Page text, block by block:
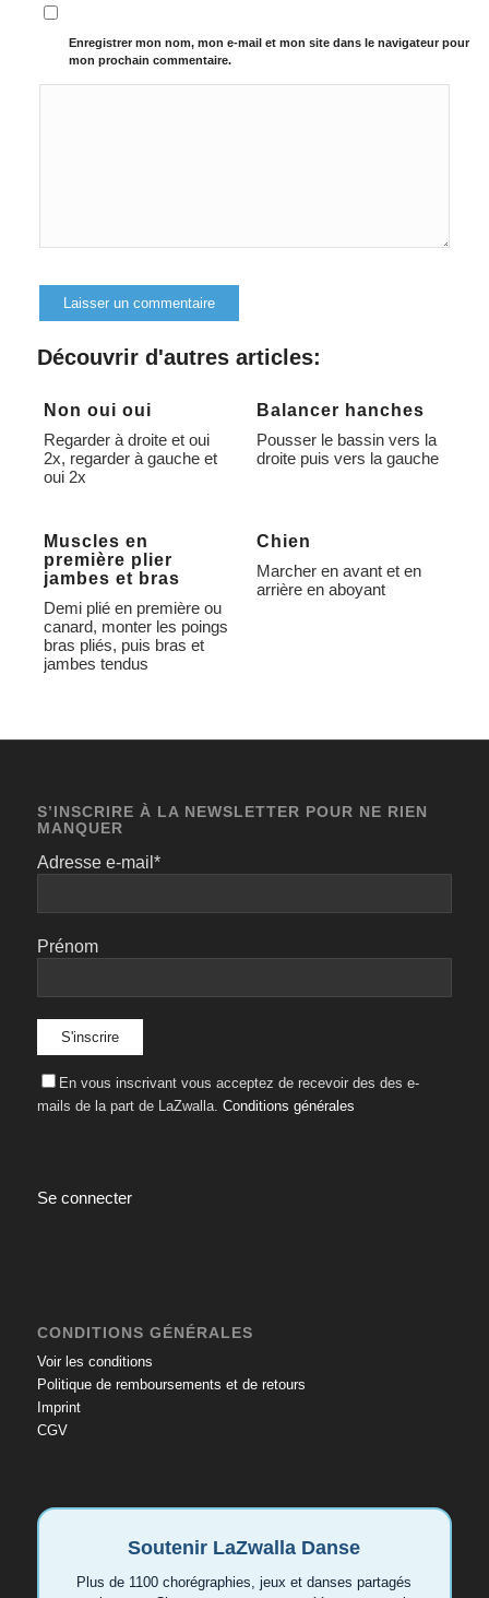
Enregistrer mon nom, mon e-mail et mon site dans le navigateur pour
mon prochain commentaire.
Alternative:
Découvrir d'autres articles:
Non oui oui
Regarder à droite et oui
2x, regarder à gauche et
oui 2x
Balancer hanches
Pousser le bassin vers la
droite puis vers la gauche
Muscles en
première plier
jambes et bras
Demi plié en première ou
canard, monter les poings
bras pliés, puis bras et
jambes tendus
Chien
Marcher en avant et en
arrière en aboyant
S’INSCRIRE À LA NEWSLETTER POUR NE RIEN
MANQUER
Adresse e-mail*
Prénom
En vous inscrivant vous acceptez de recevoir des des e-
mails de la part de LaZwalla. Conditions générales
Se connecter
CONDITIONS GÉNÉRALES
Voir les conditions
Politique de remboursements et de retours
Imprint
CGV
Soutenir LaZwalla Danse
Plus de 1100 chorégraphies, jeux et danses partagés